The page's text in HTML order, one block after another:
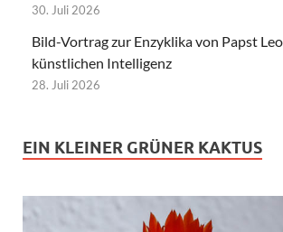
30. Juli 2026
Bild-Vortrag zur Enzyklika von Papst
künstlichen Intelligenz
28. Juli 2026
EIN KLEINER GRÜNER KAKTUS